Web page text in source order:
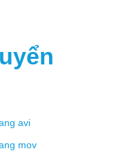
avi
mov